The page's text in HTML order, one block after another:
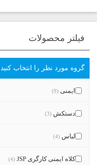
فیلتر محصولات
گروه مورد نظر را انتخاب کنید
ایمنی (9)
دستکش (3)
لباس (4)
کلاه ایمنی کارگری JSP (4)